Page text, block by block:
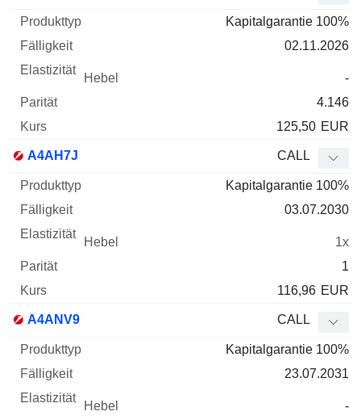
Kapitalgarantie 100%
02.11.2026
-
4.146
125,50 EUR
A4AH7J CALL
Kapitalgarantie 100%
03.07.2030
1x
1
116,96 EUR
A4ANV9 CALL
Kapitalgarantie 100%
23.07.2031
-